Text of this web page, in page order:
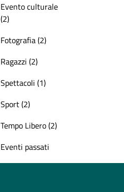
Evento culturale
(2)
Fotografia (2)
Ragazzi (2)
Spettacoli (1)
Sport (2)
Tempo Libero (2)
Eventi passati